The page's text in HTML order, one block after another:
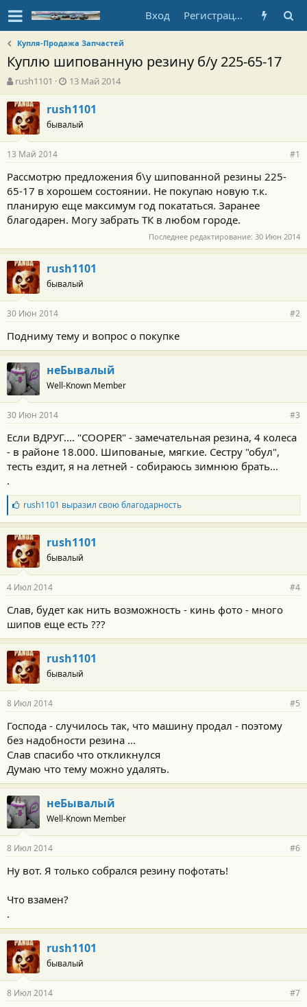
Вход Регистрация
Купля-Продажа Запчастей
Куплю шипованную резину б/у 225-65-17
А
в
т
о
р
т
е
м
ы
rush1101
Д
а
т
а
н
а
а
л
а
13 Май 2014
rush1101
бывалый
13 Май 2014 #1
Рассмотрю предложения б\у шипованной резины 225-
65-17 в хорошем состоянии. Не покупаю новую т.к.
планирую еще максимум год покататься. Заранее
благодарен. Могу забрать ТК в любом городе.
Последнее редактирование: 30 Июн 2014
rush1101
бывалый
30 Июн 2014 #2
Подниму тему и вопрос о покупке
неБывалый
Well-Known Member
30 Июн 2014 #3
Если ВДРУГ.... "COOPER" - замечательная резина, 4 колеса
- в районе 18.000. Шипованые, мягкие. Сестру "обул",
тесть ездит, я на летней - собираюсь зимнюю брать...
.
Б
л
а
г
о
д
а
н
с
т
и
:
rush1101 выразил свою благодарность
rush1101
бывалый
4 Июл 2014 #4
Слав, будет как нить возможность - кинь фото - много
шипов еще есть ???
rush1101
бывалый
8 Июл 2014 #5
Господа - случилось так, что машину продал - поэтому
без надобности резина ...
Слав спасибо что откликнулся
Думаю что тему можно удалять.
неБывалый
Well-Known Member
8 Июл 2014 #6
Ну вот. Я только собрался резину пофотать!
Что взамен?
.
rush1101
бывалый
8 Июл 2014 #7